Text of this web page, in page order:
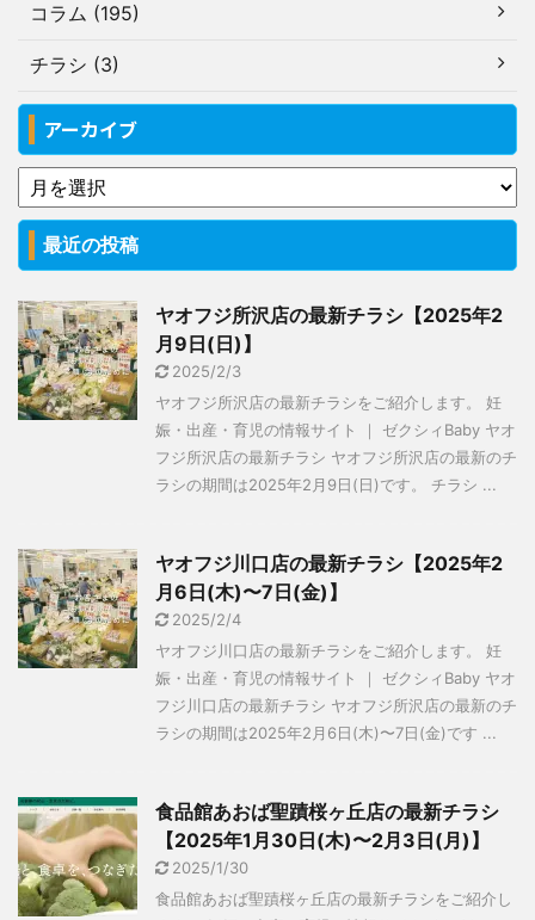
コラム (195)
チラシ (3)
アーカイブ
最近の投稿
ヤオフジ所沢店の最新チラシ【2025年2
月9日(日)】
2025/2/3
ヤオフジ所沢店の最新チラシをご紹介します。 妊
娠・出産・育児の情報サイト ｜ ゼクシィBaby ヤオ
フジ所沢店の最新チラシ ヤオフジ所沢店の最新のチ
ラシの期間は2025年2月9日(日)です。 チラシ ...
ヤオフジ川口店の最新チラシ【2025年2
月6日(木)〜7日(金)】
2025/2/4
ヤオフジ川口店の最新チラシをご紹介します。 妊
娠・出産・育児の情報サイト ｜ ゼクシィBaby ヤオ
フジ川口店の最新チラシ ヤオフジ所沢店の最新のチ
ラシの期間は2025年2月6日(木)〜7日(金)です ...
食品館あおば聖蹟桜ヶ丘店の最新チラシ
【2025年1月30日(木)〜2月3日(月)】
2025/1/30
食品館あおば聖蹟桜ヶ丘店の最新チラシをご紹介し